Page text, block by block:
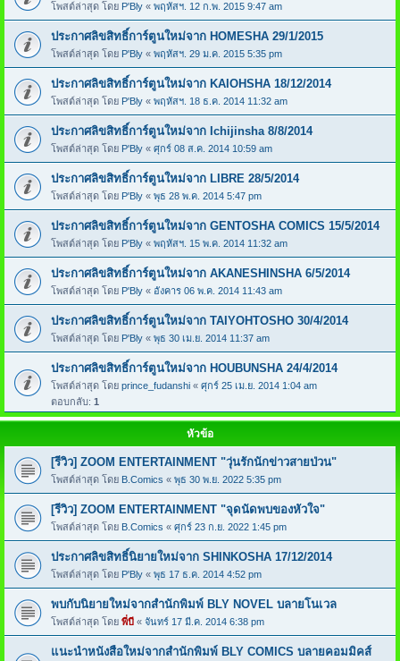
โพสต์ล่าสุด โดย P'Bly « พฤหัสฯ. 12 ก.พ. 2015 9:47 am
ประกาศลิขสิทธิ์การ์ตูนใหม่จาก HOMESHA 29/1/2015
โพสต์ล่าสุด โดย P'Bly « พฤหัสฯ. 29 ม.ค. 2015 5:35 pm
ประกาศลิขสิทธิ์การ์ตูนใหม่จาก KAIOHSHA 18/12/2014
โพสต์ล่าสุด โดย P'Bly « พฤหัสฯ. 18 ธ.ค. 2014 11:32 am
ประกาศลิขสิทธิ์การ์ตูนใหม่จาก Ichijinsha 8/8/2014
โพสต์ล่าสุด โดย P'Bly « ศุกร์ 08 ส.ค. 2014 10:59 am
ประกาศลิขสิทธิ์การ์ตูนใหม่จาก LIBRE 28/5/2014
โพสต์ล่าสุด โดย P'Bly « พุธ 28 พ.ค. 2014 5:47 pm
ประกาศลิขสิทธิ์การ์ตูนใหม่จาก GENTOSHA COMICS 15/5/2014
โพสต์ล่าสุด โดย P'Bly « พฤหัสฯ. 15 พ.ค. 2014 11:32 am
ประกาศลิขสิทธิ์การ์ตูนใหม่จาก AKANESHINSHA 6/5/2014
โพสต์ล่าสุด โดย P'Bly « อังคาร 06 พ.ค. 2014 11:43 am
ประกาศลิขสิทธิ์การ์ตูนใหม่จาก TAIYOHTOSHO 30/4/2014
โพสต์ล่าสุด โดย P'Bly « พุธ 30 เม.ย. 2014 11:37 am
ประกาศลิขสิทธิ์การ์ตูนใหม่จาก HOUBUNSHA 24/4/2014
โพสต์ล่าสุด โดย prince_fudanshi « ศุกร์ 25 เม.ย. 2014 1:04 am
ตอบกลับ: 1
หัวข้อ
[รีวิว] ZOOM ENTERTAINMENT "วุ่นรักนักข่าวสายป่วน"
โพสต์ล่าสุด โดย B.Comics « พุธ 30 พ.ย. 2022 5:35 pm
[รีวิว] ZOOM ENTERTAINMENT "จุดนัดพบของหัวใจ"
โพสต์ล่าสุด โดย B.Comics « ศุกร์ 23 ก.ย. 2022 1:45 pm
ประกาศลิขสิทธิ์นิยายใหม่จาก SHINKOSHA 17/12/2014
โพสต์ล่าสุด โดย P'Bly « พุธ 17 ธ.ค. 2014 4:52 pm
พบกับนิยายใหม่จากสำนักพิมพ์ BLY NOVEL บลายโนเวล
โพสต์ล่าสุด โดย พี่บี « จันทร์ 17 มี.ค. 2014 6:38 pm
แนะนำหนังสือใหม่จากสำนักพิมพ์ BLY COMICS บลายคอมมิคส์